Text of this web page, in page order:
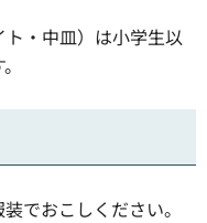
ト・中皿）は小学生以
でおこしください。